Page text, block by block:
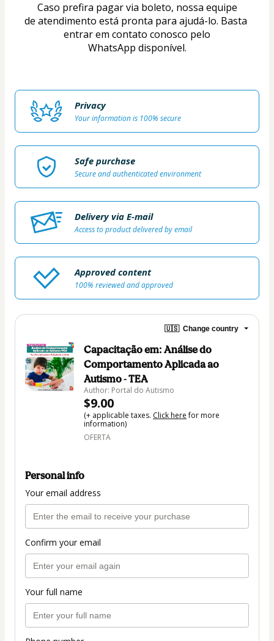
Caso prefira pagar via boleto, nossa equipe
de atendimento está pronta para ajudá-lo. Basta
entrar em contato conosco pelo
WhatsApp disponível.
Privacy
Your information is 100% secure
Safe purchase
Secure and authenticated environment
Delivery via E-mail
Access to product delivered by email
Approved content
100% reviewed and approved
🇺🇸 Change country
Capacitação em: Análise do
Comportamento Aplicada ao
Autismo - TEA
Author: Portal do Autismo
$9.00
(+ applicable taxes. Click herefor more
information)
OFERTA
Personal info
Your email address
Confirm your email
Your full name